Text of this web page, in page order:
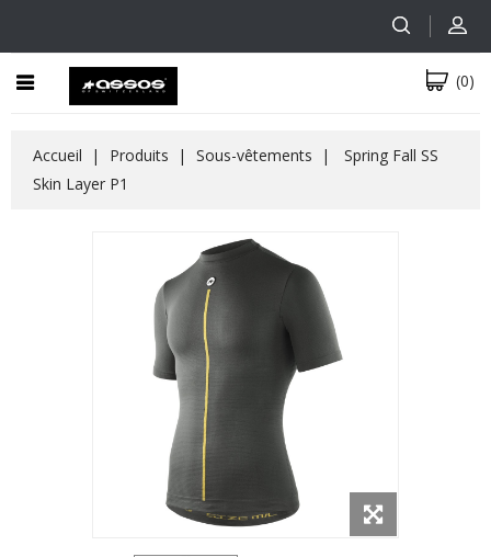
(0)
Accueil Produits Sous-vêtements
Spring Fall SS
Skin Layer P1